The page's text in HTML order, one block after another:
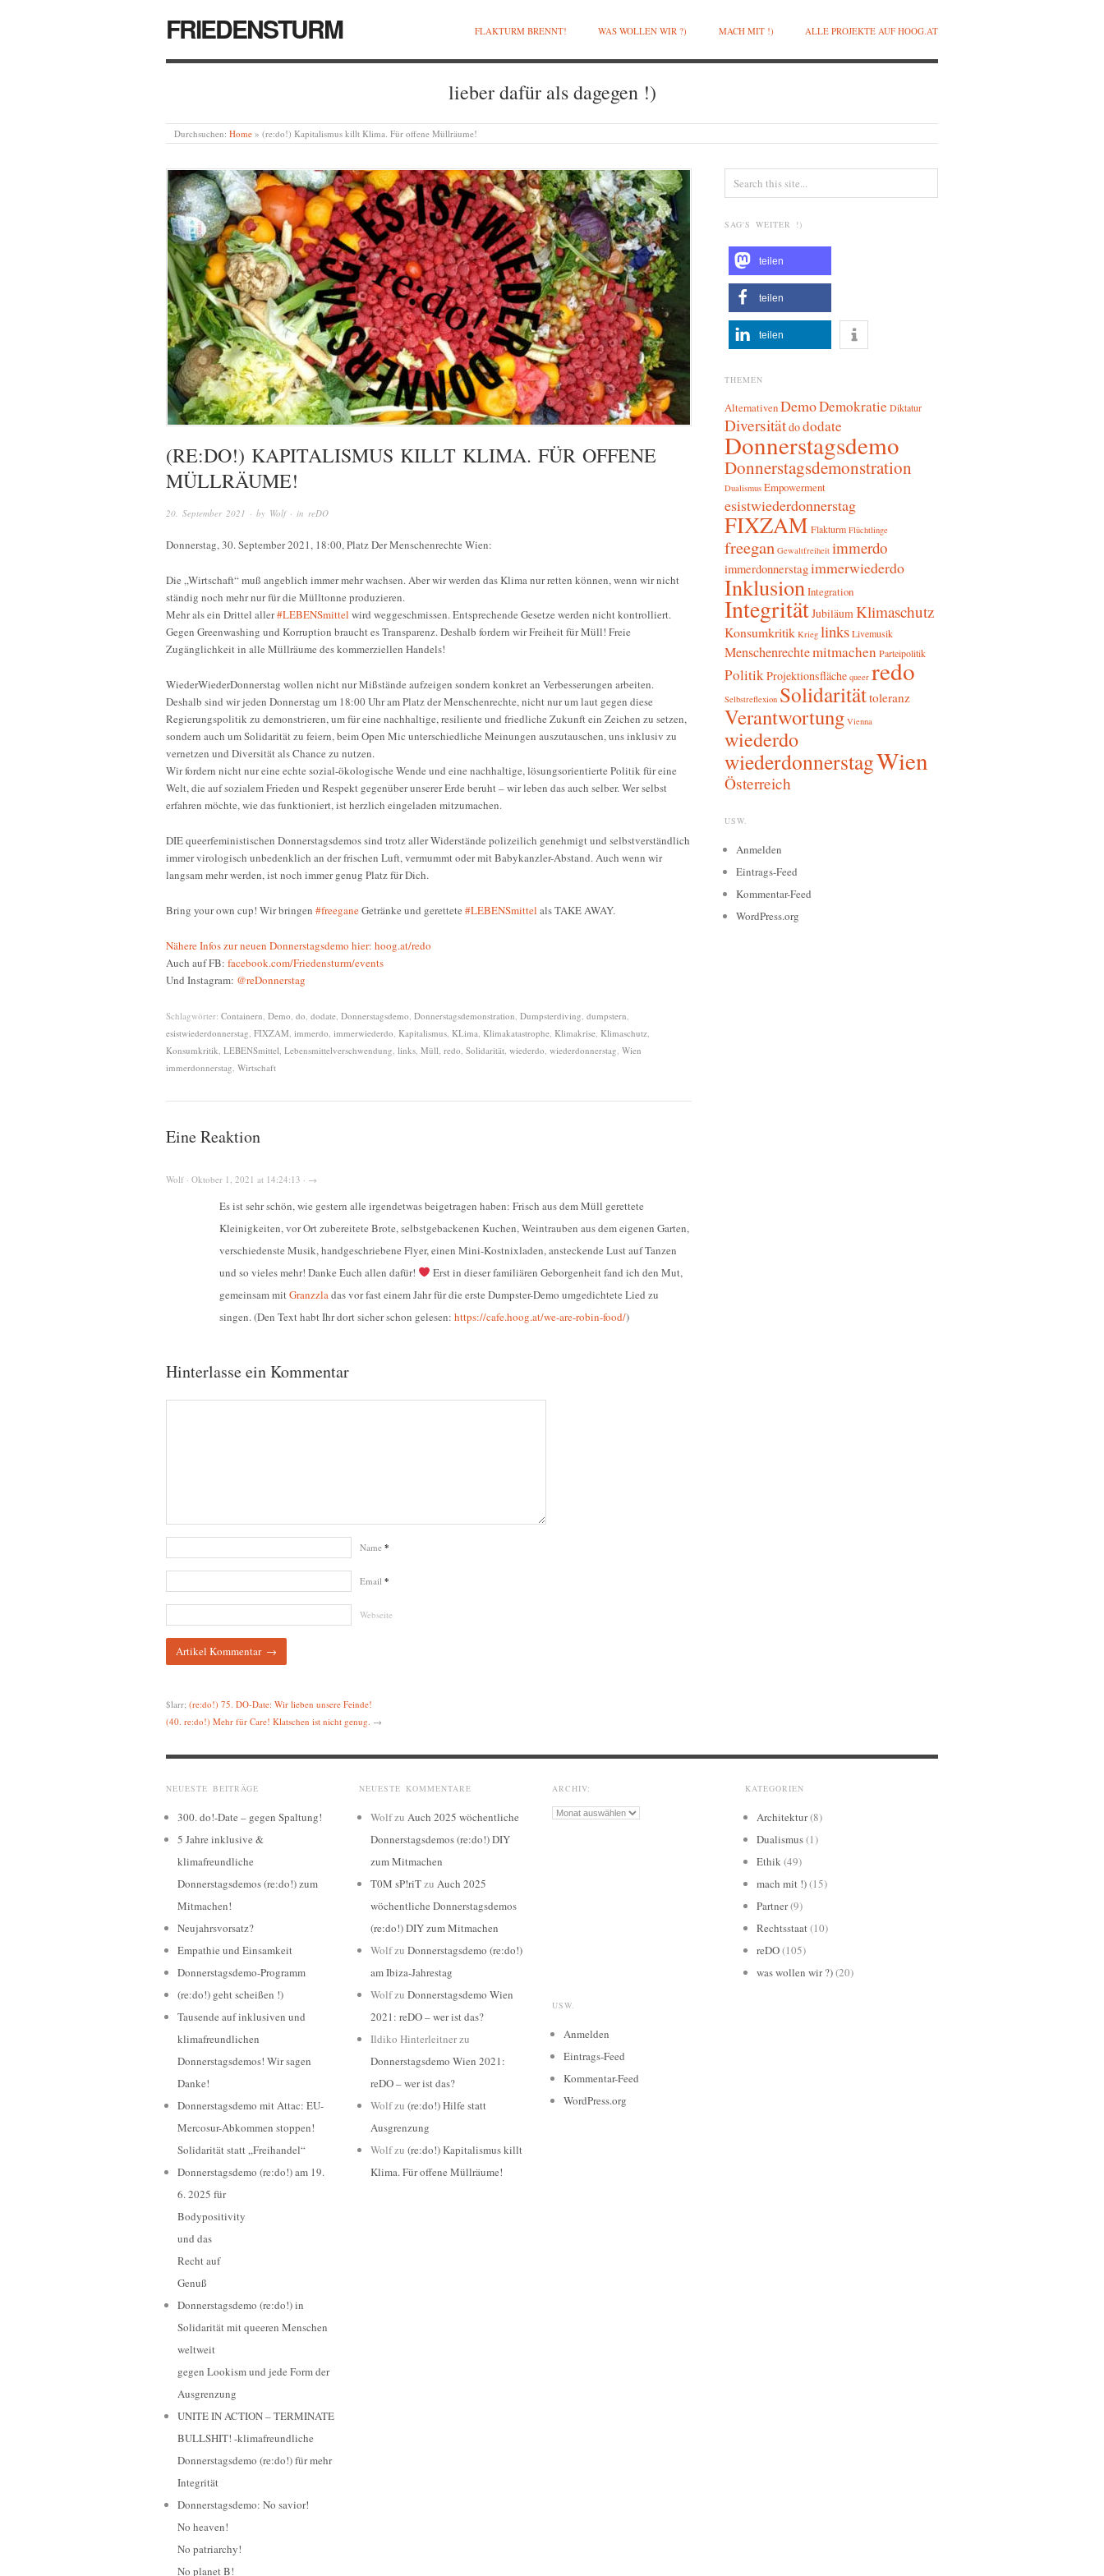
FRIEDENSTURM FLAKTURM BRENNT! WAS WOLLEN WIR ?) MACH MIT !) ALLE PROJEKTE AUF HOOG.AT
lieber dafür als dagegen !)
Durchsuchen: Home » (re:do!) Kapitalismus killt Klima. Für offene Müllräume!
(RE:DO!) KAPITALISMUS KILLT KLIMA. FÜR OFFENE
MÜLLRÄUME!
20. September 2021 · by Wolf· in reDO
Donnerstag, 30. September 2021, 18:00, Platz Der Menschenrechte Wien:
Die „Wirtschaft“ muß angeblich immer mehr wachsen. Aber wir werden das Klima nur retten können, wenn wir nicht
ständig noch mehr nur für die Mülltonne produzieren.
Mehr als ein Drittel aller#LEBENSmittel wird weggeschmissen. Entsprechende Gesetze werden nicht kontrolliert.
Gegen Greenwashing und Korruption braucht es Transparenz. Deshalb fordern wir Freiheit für Müll! Freie
Zugänglichkeit in alle Müllräume des kommerziellen Handels!
WiederWiederDonnerstag wollen nicht nur Mißstände aufzeigen sondern konkret an Verbesserungen arbeiten.
Deshalb sind wir jeden Donnerstag um 18:00 Uhr am Platz der Menschenrechte, nicht nur um laut gegen diese
Regierungspolitik zu demonstrieren, um für eine nachhaltige, resiliente und friedliche Zukunft ein Zeichen zu setzen,
sondern auch um Solidarität zu feiern, beim Open Mic unterschiedliche Meinungen auszutauschen, uns inklusiv zu
vernetzen und Diversität als Chance zu nutzen.
Wir fordern nicht nur eine echte sozial-ökologische Wende und eine nachhaltige, lösungsorientierte Politik für eine
Welt, die auf sozialem Frieden und Respekt gegenüber unserer Erde beruht – wir leben das auch selber. Wer selbst
erfahren möchte, wie das funktioniert, ist herzlich eingeladen mitzumachen.
DIE queerfeministischen Donnerstagsdemos sind trotz aller Widerstände polizeilich genehmigt und selbstverständlich
immer virologisch unbedenklich an der frischen Luft, vermummt oder mit Babykanzler-Abstand. Auch wenn wir
langsam mehr werden, ist noch immer genug Platz für Dich.
Bring your own cup! Wir bringen #freeganeGetränke und gerettete #LEBENSmittel als TAKE AWAY.
Nähere Infos zur neuen Donnerstagsdemo hier: hoog.at/redo
Auch auf FB: facebook.com/Friedensturm/events
Und Instagram: @reDonnerstag
Schlagwörter: Containern Demo do dodate Donnerstagsdemo Donnerstagsdemonstration Dumpsterdiving dumpstern
esistwiederdonnerstag FIXZAM immerdo immerwiederdo Kapitalismus KLima Klimakatastrophe Klimakrise Klimaschutz
Konsumkritik LEBENSmittel Lebensmittelverschwendung links Müll redo Solidarität wiederdo wiederdonnerstag Wien
immerdonnerstag Wirtschaft
Eine Reaktion
Wolf · Oktober 1, 2021 at 14:24:13 · →
Es ist sehr schön, wie gestern alle irgendetwas beigetragen haben: Frisch aus dem Müll gerettete
Kleinigkeiten, vor Ort zubereitete Brote, selbstgebackenen Kuchen, Weintrauben aus dem eigenen Garten,
verschiedenste Musik, handgeschriebene Flyer, einen Mini-Kostnixladen, ansteckende Lust auf Tanzen
und so vieles mehr! Danke Euch allen dafür!
Erst in dieser familiären Geborgenheit fand ich den Mut,
gemeinsam mit Granzzla das vor fast einem Jahr für die erste Dumpster-Demo umgedichtete Lied zu
singen. (Den Text habt Ihr dort sicher schon gelesen: https://cafe.hoog.at/we-are-robin-food/)
Hinterlasse ein Kommentar
Name *
Email *
Webseite
$larr; (re:do!) 75. DO-Date: Wir lieben unsere Feinde!
(40. re:do!) Mehr für Care! Klatschen ist nicht genug. →
SAG'S WEITER !)
teilen
teilen
teilen
THEMEN
AlternativenDemoDemokratie Diktatur
Diversitätdododate
Donnerstagsdemo
Donnerstagsdemonstration
Dualismus Empowerment
esistwiederdonnerstag
FIXZAM Flakturm Flüchtlinge
freegan Gewaltfreiheit immerdo
immerdonnerstagimmerwiederdo
InklusionIntegration
IntegritätJubiläumKlimaschutz
Konsumkritik Krieg linksLivemusik
Menschenrechtemitmachen Parteipolitik
PolitikProjektionsfläche queer redo
Selbstreflexion Solidaritättoleranz
Verantwortung Vienna
wiederdo
wiederdonnerstagWien
Österreich
USW.
Anmelden
Eintrags-Feed
Kommentar-Feed
WordPress.org
NEUESTE BEITRÄGE
300. do!-Date – gegen Spaltung!
5 Jahre inklusive &
klimafreundliche
Donnerstagsdemos (re:do!) zum
Mitmachen!
Neujahrsvorsatz?
Empathie und Einsamkeit
Donnerstagsdemo-Programm
(re:do!) geht scheißen !)
Tausende auf inklusiven und
klimafreundlichen
Donnerstagsdemos! Wir sagen
Danke!
Donnerstagsdemo mit Attac: EU-
Mercosur-Abkommen stoppen!
Solidarität statt „Freihandel“
Donnerstagsdemo (re:do!) am 19.
6. 2025 für
Bodypositivity
und das
Recht auf
Genuß
Donnerstagsdemo (re:do!) in
Solidarität mit queeren Menschen
weltweit
gegen Lookism und jede Form der
Ausgrenzung
UNITE IN ACTION – TERMINATE
BULLSHIT! -klimafreundliche
Donnerstagsdemo (re:do!) für mehr
Integrität
Donnerstagsdemo: No savior!
No heaven!
No patriarchy!
No planet B!
NEUESTE KOMMENTARE
Wolfzu Auch 2025 wöchentliche
Donnerstagsdemos (re:do!) DIY
zum Mitmachen
T0M sP!riTzu Auch 2025
wöchentliche Donnerstagsdemos
(re:do!) DIY zum Mitmachen
Wolfzu Donnerstagsdemo (re:do!)
am Ibiza-Jahrestag
Wolfzu Donnerstagsdemo Wien
2021: reDO – wer ist das?
Ildiko Hinterleitnerzu
Donnerstagsdemo Wien 2021:
reDO – wer ist das?
Wolfzu (re:do!) Hilfe statt
Ausgrenzung
Wolfzu (re:do!) Kapitalismus killt
Klima. Für offene Müllräume!
ARCHIV:
Archiv:
KATEGORIEN
Architektur(8)
Dualismus(1)
Ethik (49)
mach mit !)(15)
Partner(9)
Rechtsstaat (10)
reDO(105)
was wollen wir ?)(20)
USW.
Anmelden
Eintrags-Feed
Kommentar-Feed
WordPress.org